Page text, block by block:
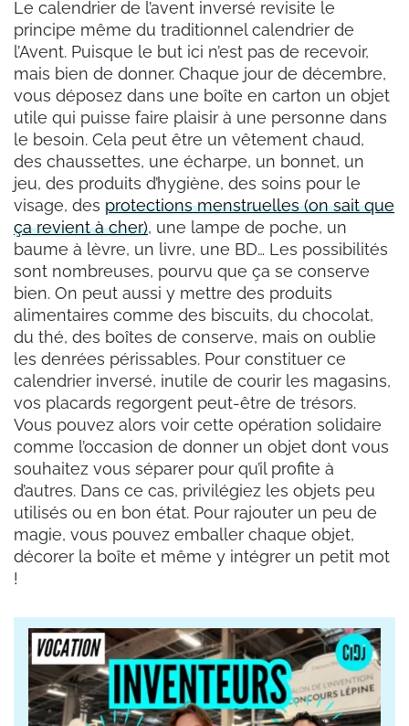
Le calendrier de l’avent inversé revisite le
principe même du traditionnel calendrier de
l’Avent. Puisque le but ici n’est pas de recevoir,
mais bien de donner. Chaque jour de décembre,
vous déposez dans une boîte en carton un objet
utile qui puisse faire plaisir à une personne dans
le besoin. Cela peut être un vêtement chaud,
des chaussettes, une écharpe, un bonnet, un
jeu, des produits d’hygiène, des soins pour le
visage, des protections menstruelles (on sait que
ça revient à cher), une lampe de poche, un
baume à lèvre, un livre, une BD… Les possibilités
sont nombreuses, pourvu que ça se conserve
bien. On peut aussi y mettre des produits
alimentaires comme des biscuits, du chocolat,
du thé, des boîtes de conserve, mais on oublie
les denrées périssables. Pour constituer ce
calendrier inversé, inutile de courir les magasins,
vos placards regorgent peut-être de trésors.
Vous pouvez alors voir cette opération solidaire
comme l’occasion de donner un objet dont vous
souhaitez vous séparer pour qu’il profite à
d’autres. Dans ce cas, privilégiez les objets peu
utilisés ou en bon état. Pour rajouter un peu de
magie, vous pouvez emballer chaque objet,
décorer la boîte et même y intégrer un petit mot
!